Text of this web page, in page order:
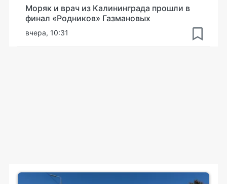
Моряк и врач из Калининграда прошли в
финал «Родников» Газмановых
вчера, 10:31